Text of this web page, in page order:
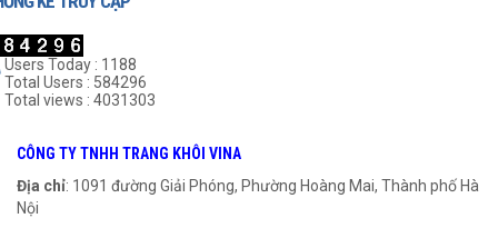
Gối UCP 218
999₫ 999 ₫
Users Today : 1188
Total Users : 584296
Total views : 4031303
CÔNG TY TNHH TRANG KHÔI VINA
Địa chỉ: 1091 đường Giải Phóng, Phường Hoàng Mai, Thành phố Hà
Nội